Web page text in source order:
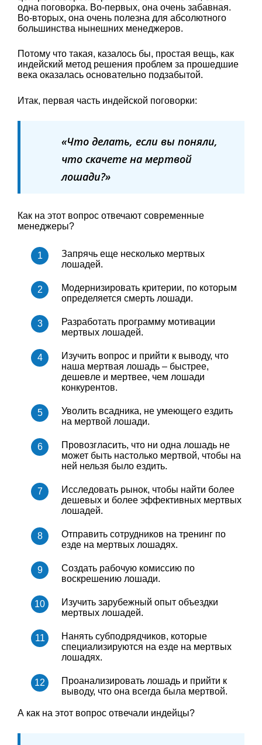
одна поговорка. Во-первых, она очень забавная.
Во-вторых, она очень полезна для абсолютного
большинства нынешних менеджеров.
Потому что такая, казалось бы, простая вещь, как
индейский метод решения проблем за прошедшие
века оказалась основательно подзабытой.
Итак, первая часть индейской поговорки:
«Что делать, если вы поняли,
что скачете на мертвой
лошади?»
Как на этот вопрос отвечают современные
менеджеры?
Запрячь еще несколько мертвых
лошадей.
Модернизировать критерии, по которым
определяется смерть лошади.
Разработать программу мотивации
мертвых лошадей.
Изучить вопрос и прийти к выводу, что
наша мертвая лошадь – быстрее,
дешевле и мертвее, чем лошади
конкурентов.
Уволить всадника, не умеющего ездить
на мертвой лошади.
Провозгласить, что ни одна лошадь не
может быть настолько мертвой, чтобы на
ней нельзя было ездить.
Исследовать рынок, чтобы найти более
дешевых и более эффективных мертвых
лошадей.
Отправить сотрудников на тренинг по
езде на мертвых лошадях.
Создать рабочую комиссию по
воскрешению лошади.
Изучить зарубежный опыт объездки
мертвых лошадей.
Нанять субподрядчиков, которые
специализируются на езде на мертвых
лошадях.
Проанализировать лошадь и прийти к
выводу, что она всегда была мертвой.
А как на этот вопрос отвечали индейцы?